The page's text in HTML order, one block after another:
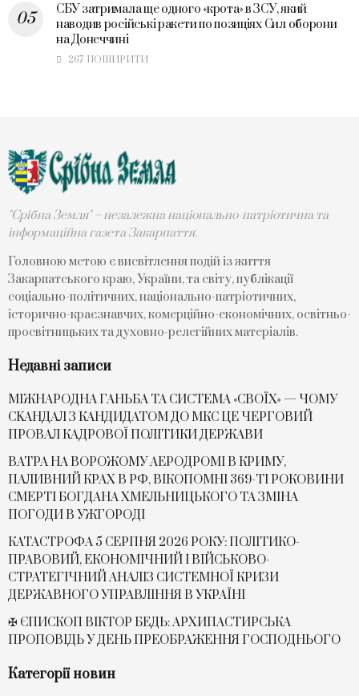
СБУ затримала ще одного «крота» в ЗСУ, який
наводив російські ракети по позиціях Сил оборони
на Донеччині
267 ПОШИРИТИ
"Срібна Земля" – незалежна національно-патріотична та
інформаційна газета Закарпаття.
Головною метою є висвітлення подій із життя
Закарпатського краю, України, та світу, публікації
соціально-політичних, національно-патріотичних,
історично-краєзнавчих, комерційно-економічних, освітньо-
просвітницьких та духовно-релегійних матеріалів.
Недавні записи
МІЖНАРОДНА ГАНЬБА ТА СИСТЕМА «СВОЇХ» — ЧОМУ
СKАНДАЛ З КАНДИДАТОМ ДО МКС ЦЕ ЧЕРГОВИЙ
ПРОВАЛ КАДРОВОЇ ПОЛІТИКИ ДЕРЖАВИ
ВАТРА НА ВОРОЖОМУ АЕРОДРОМІ В КРИМУ,
ПАЛИВНИЙ КРАХ В РФ, ВІКОПОМНІ 369-ТІ РОКОВИНИ
СМЕРТІ БОГДАНА ХМЕЛЬНИЦЬКОГО ТА ЗМІНА
ПОГОДИ В УЖГОРОДІ
КАТАСТРОФА 5 СЕРПНЯ 2026 РОКУ: ПОЛІТИКО-
ПРАВОВИЙ, ЕКОНОМІЧНИЙ І ВІЙСЬКОВО-
СТРАТЕГІЧНИЙ АНАЛІЗ СИСТЕМНОЇ КРИЗИ
ДЕРЖАВНОГО УПРАВЛІННЯ В УКРАЇНІ
✠ ЄПИСКОП ВІКТОР БЕДЬ: АРХИПАСТИРСЬКА
ПРОПОВІДЬ У ДЕНЬ ПРЕОБРАЖЕННЯ ГОСПОДНЬОГО
Категорії новин